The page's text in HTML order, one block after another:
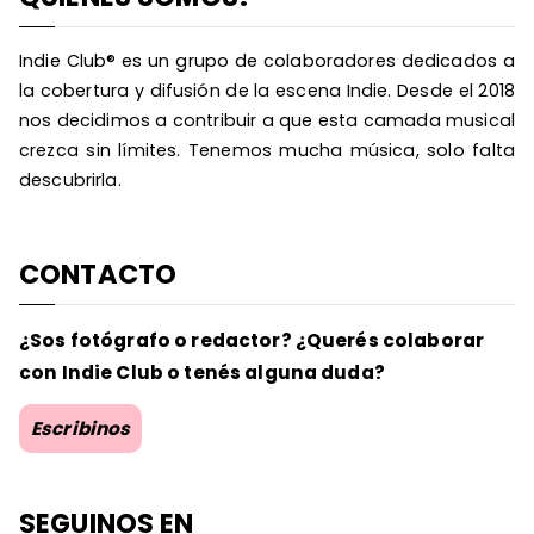
Indie Club® es un grupo de colaboradores dedicados a
la cobertura y difusión de la escena Indie. Desde el 2018
nos decidimos a contribuir a que esta camada musical
crezca sin límites. Tenemos mucha música, solo falta
descubrirla.
CONTACTO
¿Sos fotógrafo o redactor? ¿Querés colaborar
con Indie Club o tenés alguna duda?
Escribinos
SEGUINOS EN